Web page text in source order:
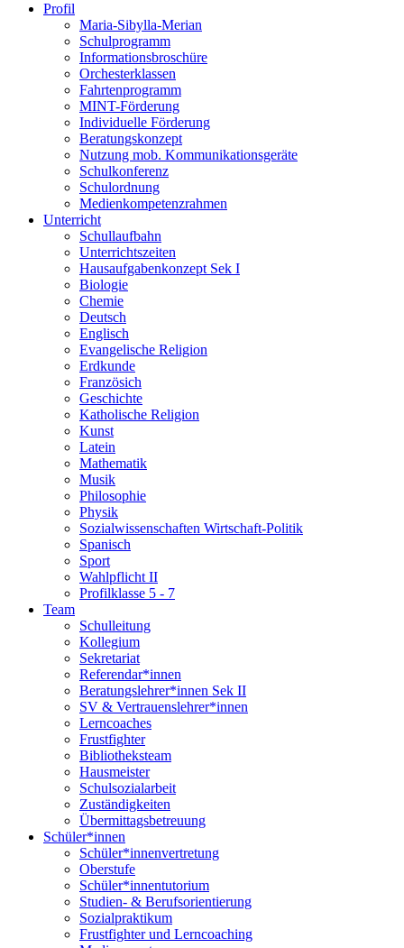
Profil
Maria-Sibylla-Merian
Schulprogramm
Informationsbroschüre
Orchesterklassen
Fahrtenprogramm
MINT-Förderung
Individuelle Förderung
Beratungskonzept
Nutzung mob. Kommunikationsgeräte
Schulkonferenz
Schulordnung
Medienkompetenzrahmen
Unterricht
Schullaufbahn
Unterrichtszeiten
Hausaufgabenkonzept Sek I
Biologie
Chemie
Deutsch
Englisch
Evangelische Religion
Erdkunde
Französich
Geschichte
Katholische Religion
Kunst
Latein
Mathematik
Musik
Philosophie
Physik
Sozialwissenschaften Wirtschaft-Politik
Spanisch
Sport
Wahlpflicht II
Profilklasse 5 - 7
Team
Schulleitung
Kollegium
Sekretariat
Referendar*innen
Beratungslehrer*innen Sek II
SV & Vertrauenslehrer*innen
Lerncoaches
Frustfighter
Bibliotheksteam
Hausmeister
Schulsozialarbeit
Zuständigkeiten
Übermittagsbetreuung
Schüler*innen
Schüler*innenvertretung
Oberstufe
Schüler*innentutorium
Studien- & Berufsorientierung
Sozialpraktikum
Frustfighter und Lerncoaching